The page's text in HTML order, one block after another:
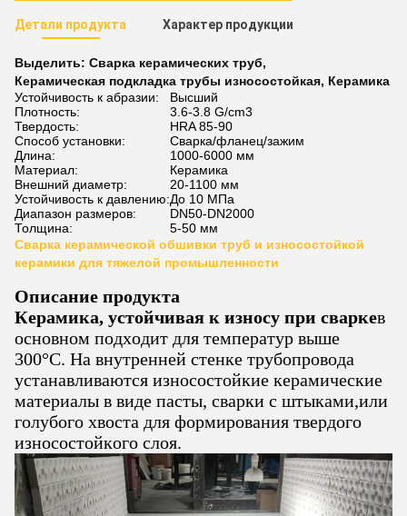
Детали продукта Характер продукции
Выделить: Сварка керамических труб,
Керамическая подкладка трубы износостойкая, Керамика
Устойчивость к абразии:
Высший
Плотность:
3.6-3.8 G/cm3
Твердость:
HRA 85-90
Способ установки:
Сварка/фланец/зажим
Длина:
1000-6000 мм
Материал:
Керамика
Внешний диаметр:
20-1100 мм
Устойчивость к давлению:До 10 МПа
Диапазон размеров:
DN50-DN2000
Толщина:
5-50 мм
Сварка керамической обшивки труб и износостойкой
керамики для тяжелой промышленности
Описание продукта
Керамика, устойчивая к износу при сваркев
основном подходит для температур выше
300°C. На внутренней стенке трубопровода
устанавливаются износостойкие керамические
материалы в виде пасты, сварки с штыками,или
голубого хвоста для формирования твердого
износостойкого слоя.